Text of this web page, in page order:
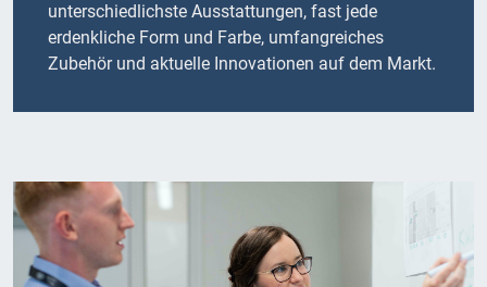
unterschiedlichste Ausstattungen, fast jede
erdenkliche Form und Farbe, umfangreiches
Zubehör und aktuelle Innovationen auf dem Markt.